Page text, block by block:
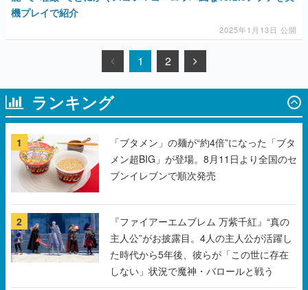
機プレイで紹介
2025年1月13日 公開
1 2
ランキング
1
「ブタメン」の麺が“約4倍”になった「ブタ
メン超BIG」が登場。8月11日より全国のセ
ブンイレブンで順次発売
2
『ファイアーエムブレム 万紫千紅』“真の
主人公”がお披露目。4人の主人公が活躍し
た時代から5年後、彼らが「この世に存在
しない」状況で魔神・バロールと戦う